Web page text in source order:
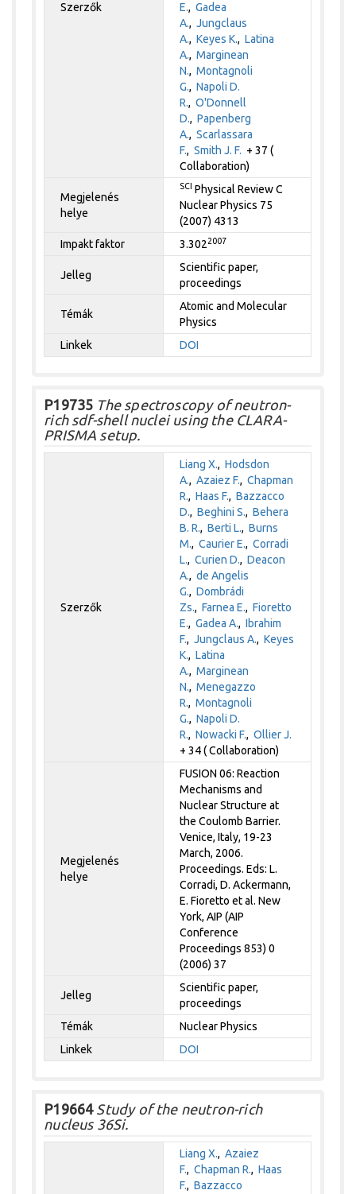
Szerzők
E.,Gadea
A.,Jungclaus
A.,Keyes K.,Latina
A.,Marginean
N.,Montagnoli
G.,Napoli D.
R.,O'Donnell
D.,Papenberg
A.,Scarlassara
F.,Smith J. F. + 37 (
Collaboration)
Megjelenés
helye
SCI Physical Review C
Nuclear Physics 75
(2007) 4313
Impakt faktor
3.3022007
Jelleg
Scientific paper,
proceedings
Témák
Atomic and Molecular
Physics
Linkek
DOI
P19735 The spectroscopy of neutron-
rich sdf-shell nuclei using the CLARA-
PRISMA setup.
Szerzők
Liang X.,Hodsdon
A.,Azaiez F.,Chapman
R.,Haas F.,Bazzacco
D.,Beghini S.,Behera
B. R.,Berti L.,Burns
M.,Caurier E.,Corradi
L.,Curien D.,Deacon
A.,de Angelis
G.,Dombrádi
Zs.,Farnea E.,Fioretto
E.,Gadea A.,Ibrahim
F.,Jungclaus A.,Keyes
K.,Latina
A.,Marginean
N.,Menegazzo
R.,Montagnoli
G.,Napoli D.
R.,Nowacki F.,Ollier J.
+ 34 ( Collaboration)
Megjelenés
helye
FUSION 06: Reaction
Mechanisms and
Nuclear Structure at
the Coulomb Barrier.
Venice, Italy, 19-23
March, 2006.
Proceedings. Eds: L.
Corradi, D. Ackermann,
E. Fioretto et al. New
York, AIP (AIP
Conference
Proceedings 853) 0
(2006) 37
Jelleg
Scientific paper,
proceedings
Témák
Nuclear Physics
Linkek
DOI
P19664Study of the neutron-rich
nucleus 36Si.
Liang X.,Azaiez
F.,Chapman R.,Haas
F.,Bazzacco